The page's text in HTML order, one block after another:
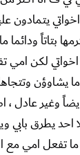
اخواتي
بتاتاً
لكن
يشاوؤن
وغير عادل
يطرق بابي
تفعل امي مع